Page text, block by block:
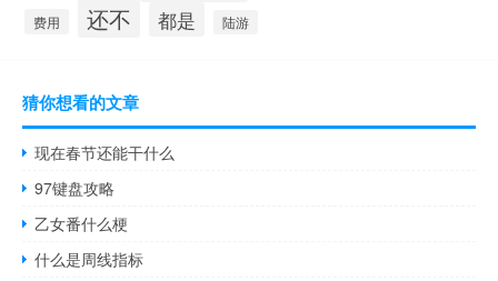
费用 还不 都是 陆游
猜你想看的文章
现在春节还能干什么
97键盘攻略
乙女番什么梗
什么是周线指标